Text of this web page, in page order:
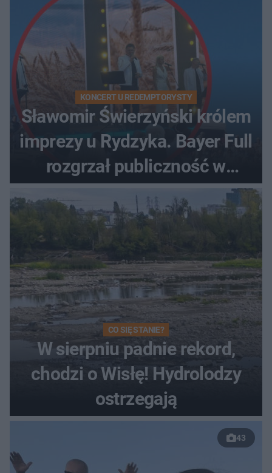
KONCERT U REDEMPTORYSTY
Sławomir Świerzyński królem
imprezy u Rydzyka. Bayer Full
rozgrzał publiczność w
Toruniu
CO SIĘ STANIE?
W sierpniu padnie rekord,
chodzi o Wisłę! Hydrolodzy
ostrzegają
43